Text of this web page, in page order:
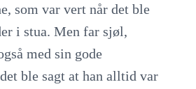
som var vert når det ble
i stua. Men far sjøl,
med sin gode
ble sagt at han alltid var